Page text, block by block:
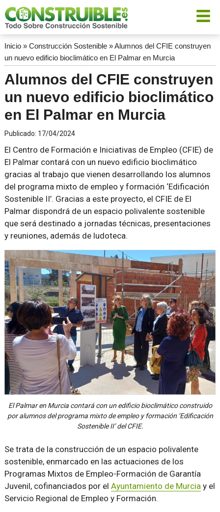
Inicio» Construcción Sostenible»Alumnos del CFIE construyen
un nuevo edificio bioclimático en El Palmar en Murcia
Alumnos del CFIE construyen
un nuevo edificio bioclimático
en El Palmar en Murcia
Publicado: 17/04/2024
El Centro de Formación e Iniciativas de Empleo (CFIE) de
El Palmar contará con un nuevo edificio bioclimático
gracias al trabajo que vienen desarrollando los alumnos
del programa mixto de empleo y formación ‘Edificación
Sostenible II’. Gracias a este proyecto, el CFIE de El
Palmar dispondrá de un espacio polivalente sostenible
que será destinado a jornadas técnicas, presentaciones
y reuniones, además de ludoteca.
El Palmar en Murcia contará con un edificio bioclimático construido
por alumnos del programa mixto de empleo y formación ‘Edificación
Sostenible II’ del CFIE.
Se trata de la construcción de un espacio polivalente
sostenible, enmarcado en las actuaciones de los
Programas Mixtos de Empleo-Formación de Garantía
Juvenil, cofinanciados por el Ayuntamiento de Murciay el
Servicio Regional de Empleo y Formación.